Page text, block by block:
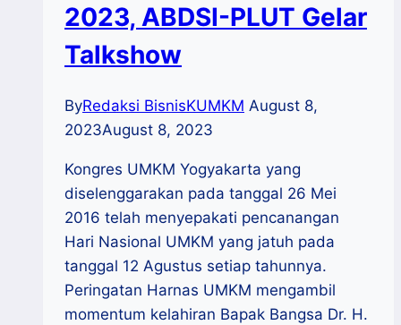
2023, ABDSI-PLUT Gelar
Talkshow
ByRedaksi BisnisKUMKM August 8,
2023August 8, 2023
Kongres UMKM Yogyakarta yang
diselenggarakan pada tanggal 26 Mei
2016 telah menyepakati pencanangan
Hari Nasional UMKM yang jatuh pada
tanggal 12 Agustus setiap tahunnya.
Peringatan Harnas UMKM mengambil
momentum kelahiran Bapak Bangsa Dr. H.